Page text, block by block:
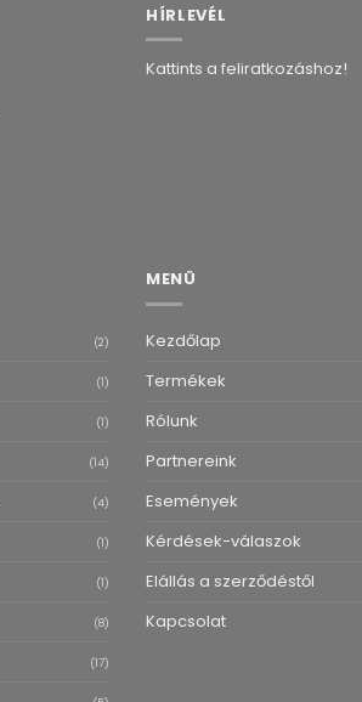
HÍRLEVÉL
Kattints a feliratkozáshoz!
(2)
(1)
(1)
(14)
(4)
(1)
(1)
(8)
(17)
MENÜ
Kezdőlap
Termékek
Rólunk
Partnereink
Események
Kérdések-válaszok
Elállás a szerződéstől
Kapcsolat